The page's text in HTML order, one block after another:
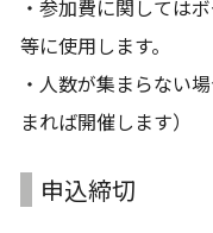
・参加費に関しては
等に使用します。
・人数が集まらない
まれば開催します）
申込締切